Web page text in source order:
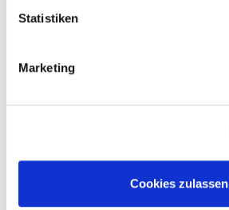
Statistiken
Marketing
Cookies zulassen
Fax